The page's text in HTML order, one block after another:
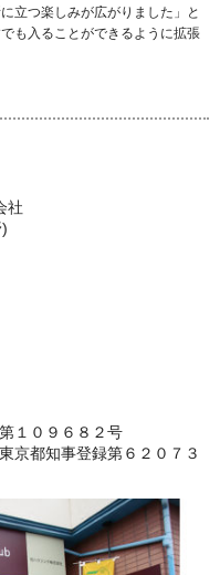
立つ楽しみが広がりました」と
も入ることができるように拡張
社
１０９６８２号
京都知事登録第６２０７３